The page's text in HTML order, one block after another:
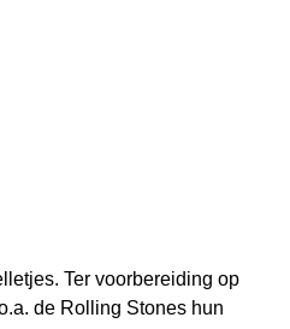
Ter voorbereiding op
de Rolling Stones hun